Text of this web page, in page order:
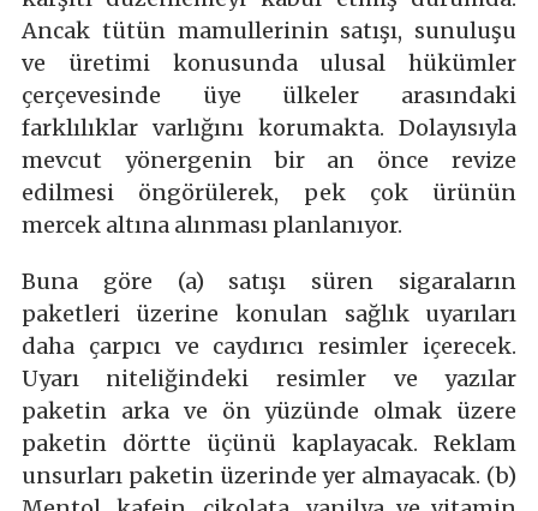
Ancak tütün mamullerinin satışı, sunuluşu
ve üretimi konusunda ulusal hükümler
çerçevesinde üye ülkeler arasındaki
farklılıklar varlığını korumakta. Dolayısıyla
mevcut yönergenin bir an önce revize
edilmesi öngörülerek, pek çok ürünün
mercek altına alınması planlanıyor.
Buna göre (a) satışı süren sigaraların
paketleri üzerine konulan sağlık uyarıları
daha çarpıcı ve caydırıcı resimler içerecek.
Uyarı niteliğindeki resimler ve yazılar
paketin arka ve ön yüzünde olmak üzere
paketin dörtte üçünü kaplayacak. Reklam
unsurları paketin üzerinde yer almayacak. (b)